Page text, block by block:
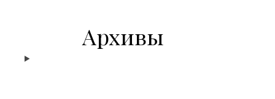
Архивы